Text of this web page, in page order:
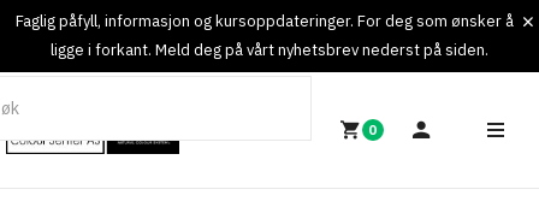
Faglig påfyll, informasjon og kursoppdateringer. For deg som ønsker å
ligge i forkant. Meld deg på vårt nyhetsbrev nederst på siden.
0